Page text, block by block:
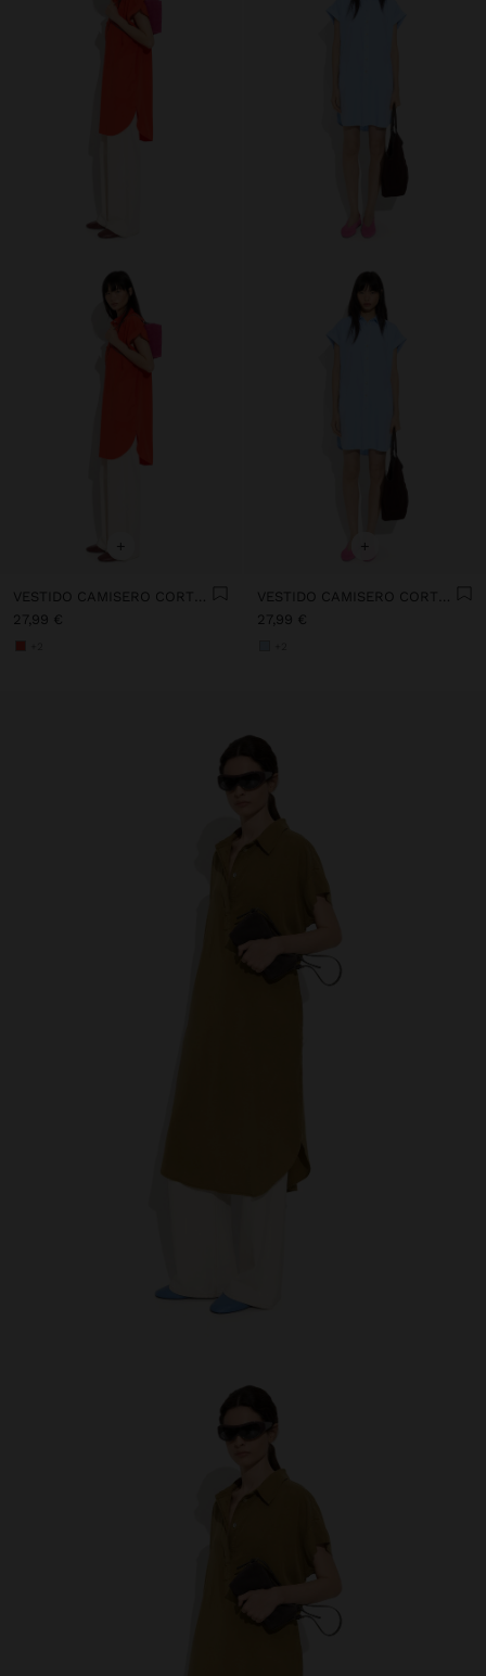
+
27,99 €
+
27,99 €